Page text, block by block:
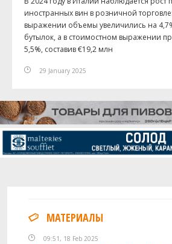
иностранных вин в розничной
выражении объемы увеличились на
бутылок, а в стоимостном выражении
5,5%, составив €19,2 млн
29 January 2025
МАТЕРИАЛЫ
09:51, 18 Feb 2025